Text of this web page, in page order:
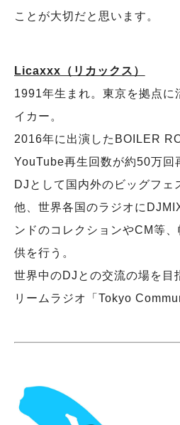
ことが大切だと思います。
Licaxxx（リカックス）
1991年生まれ。東京を拠点に
イカー。
2016年に出演したBOILER
YouTube再生回数が約50万回
DJとして国内外のビッグフェ
他、世界各国のラジオに
ンドのコレクションやCM等
供を行う。
世界中のDJとの交流の場を目
リームラジオ「Tokyo